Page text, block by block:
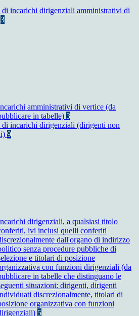
incarichi dirigenziali amministrativi di
3
amministrativi di vertice (da
in tabelle) 3
incarichi dirigenziali (dirigenti non
9
dirigenziali, a qualsiasi titolo
ivi inclusi quelli conferiti
dall'organo di indirizzo
senza procedure pubbliche di
e titolari di posizione
con funzioni dirigenziali (da
in tabelle che distinguano le
situazioni: dirigenti, dirigenti
discrezionalmente, titolari di
organizzativa con funzioni
5